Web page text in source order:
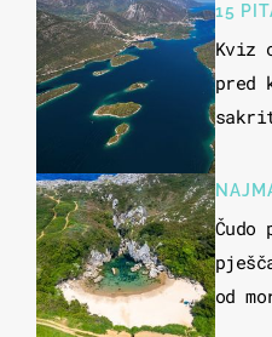
15
Kviz
pred
Čudo
od